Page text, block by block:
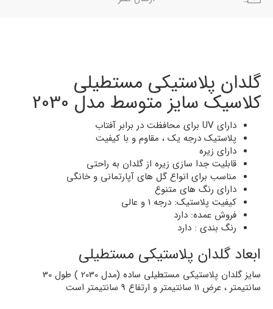
گلدان پلاستیکی مستطیلی
کلاسیک سایز متوسط مدل 2030
دارای UV برای محافظت در برابر آفتاب
پلاستیک درجه یک ، مقاوم و با کیفیت
دارای زیره
قابلیت جدا سازی زیره از گلدان به راحتی
مناسب برای انواع گل های آپارتمانی و خانگی
دارای رنگ های متنوع
کیفیت پلاستیک: درجه 1 و عالی
فروش عمده: دارد
رنگ بندی : دارد
ابعاد گلدان پلاستیکی مستطیلی
سایز گلدان پلاستیکی مستطیلی ساده (مدل 2030 ) طول 30
سانتیمتر ، عرض 11 سانتیمتر و ارتفاع 9 سانتیمتر است